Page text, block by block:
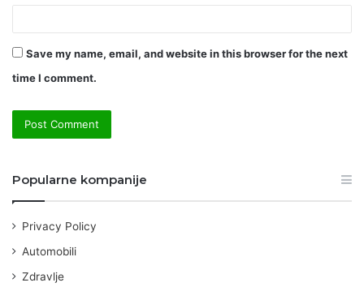
Save my name, email, and website in this browser for the next
time I comment.
Popularne kompanije
Privacy Policy
Automobili
Zdravlje